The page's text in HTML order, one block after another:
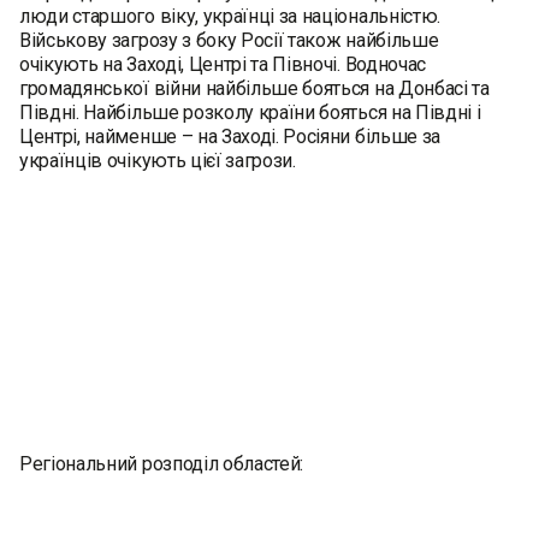
люди старшого віку, українці за національністю.
Військову загрозу з боку Росії також найбільше
очікують на Заході, Центрі та Півночі. Водночас
громадянської війни найбільше бояться на Донбасі та
Півдні. Найбільше розколу країни бояться на Півдні і
Центрі, найменше – на Заході. Росіяни більше за
українців очікують цієї загрози.
Регіональний розподіл областей: